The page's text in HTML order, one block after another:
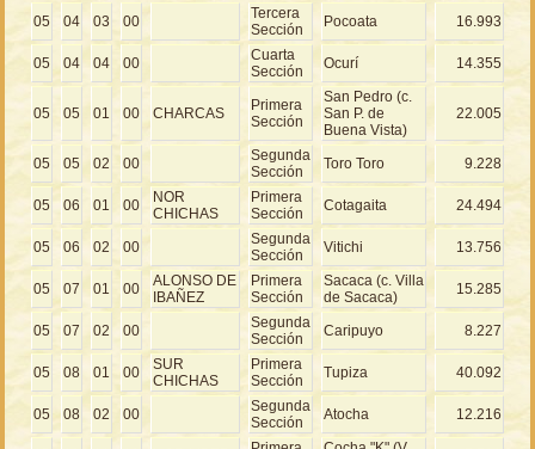
05 04 03 00
Tercera
Sección
Pocoata 16.993
05 04 04 00
Cuarta
Sección
Ocurí 14.355
05 05 01 00 CHARCAS
Primera
Sección
San Pedro (c.
San P. de
Buena Vista)
22.005
05 05 02 00
Segunda
Sección
Toro Toro 9.228
05 06 01 00
NOR
CHICHAS
Primera
Sección
Cotagaita 24.494
05 06 02 00
Segunda
Sección
Vitichi 13.756
05 07 01 00
ALONSO DE
IBAÑEZ
Primera
Sección
Sacaca (c. Villa
de Sacaca)
15.285
05 07 02 00
Segunda
Sección
Caripuyo 8.227
05 08 01 00
SUR
CHICHAS
Primera
Sección
Tupiza 40.092
05 08 02 00
Segunda
Sección
Atocha 12.216